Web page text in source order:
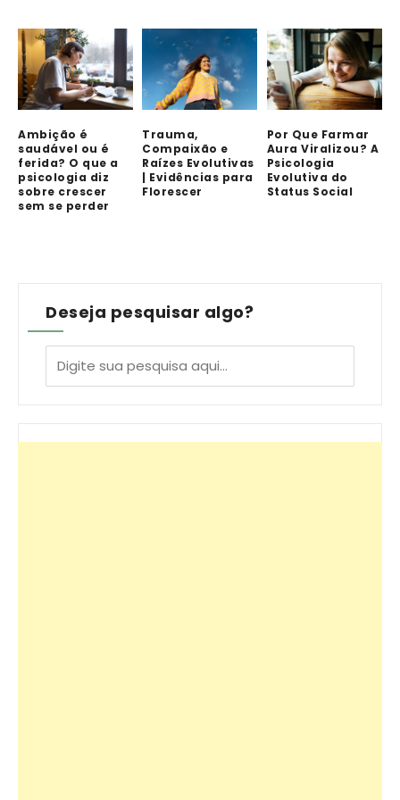
Ambição é
saudável ou é
ferida? O que a
psicologia diz
sobre crescer
sem se perder
Trauma,
Compaixão e
Raízes Evolutivas
| Evidências para
Florescer
Por Que Farmar
Aura Viralizou? A
Psicologia
Evolutiva do
Status Social
Deseja pesquisar algo?